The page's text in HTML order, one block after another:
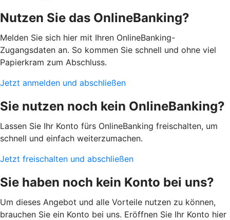
Nutzen Sie das OnlineBanking?
Melden Sie sich hier mit Ihren OnlineBanking-
Zugangsdaten an. So kommen Sie schnell und ohne viel
Papierkram zum Abschluss.
Jetzt anmelden und abschließen
Sie nutzen noch kein OnlineBanking?
Lassen Sie Ihr Konto fürs OnlineBanking freischalten, um
schnell und einfach weiterzumachen.
Jetzt freischalten und abschließen
Sie haben noch kein Konto bei uns?
Um dieses Angebot und alle Vorteile nutzen zu können,
brauchen Sie ein Konto bei uns. Eröffnen Sie Ihr Konto hier